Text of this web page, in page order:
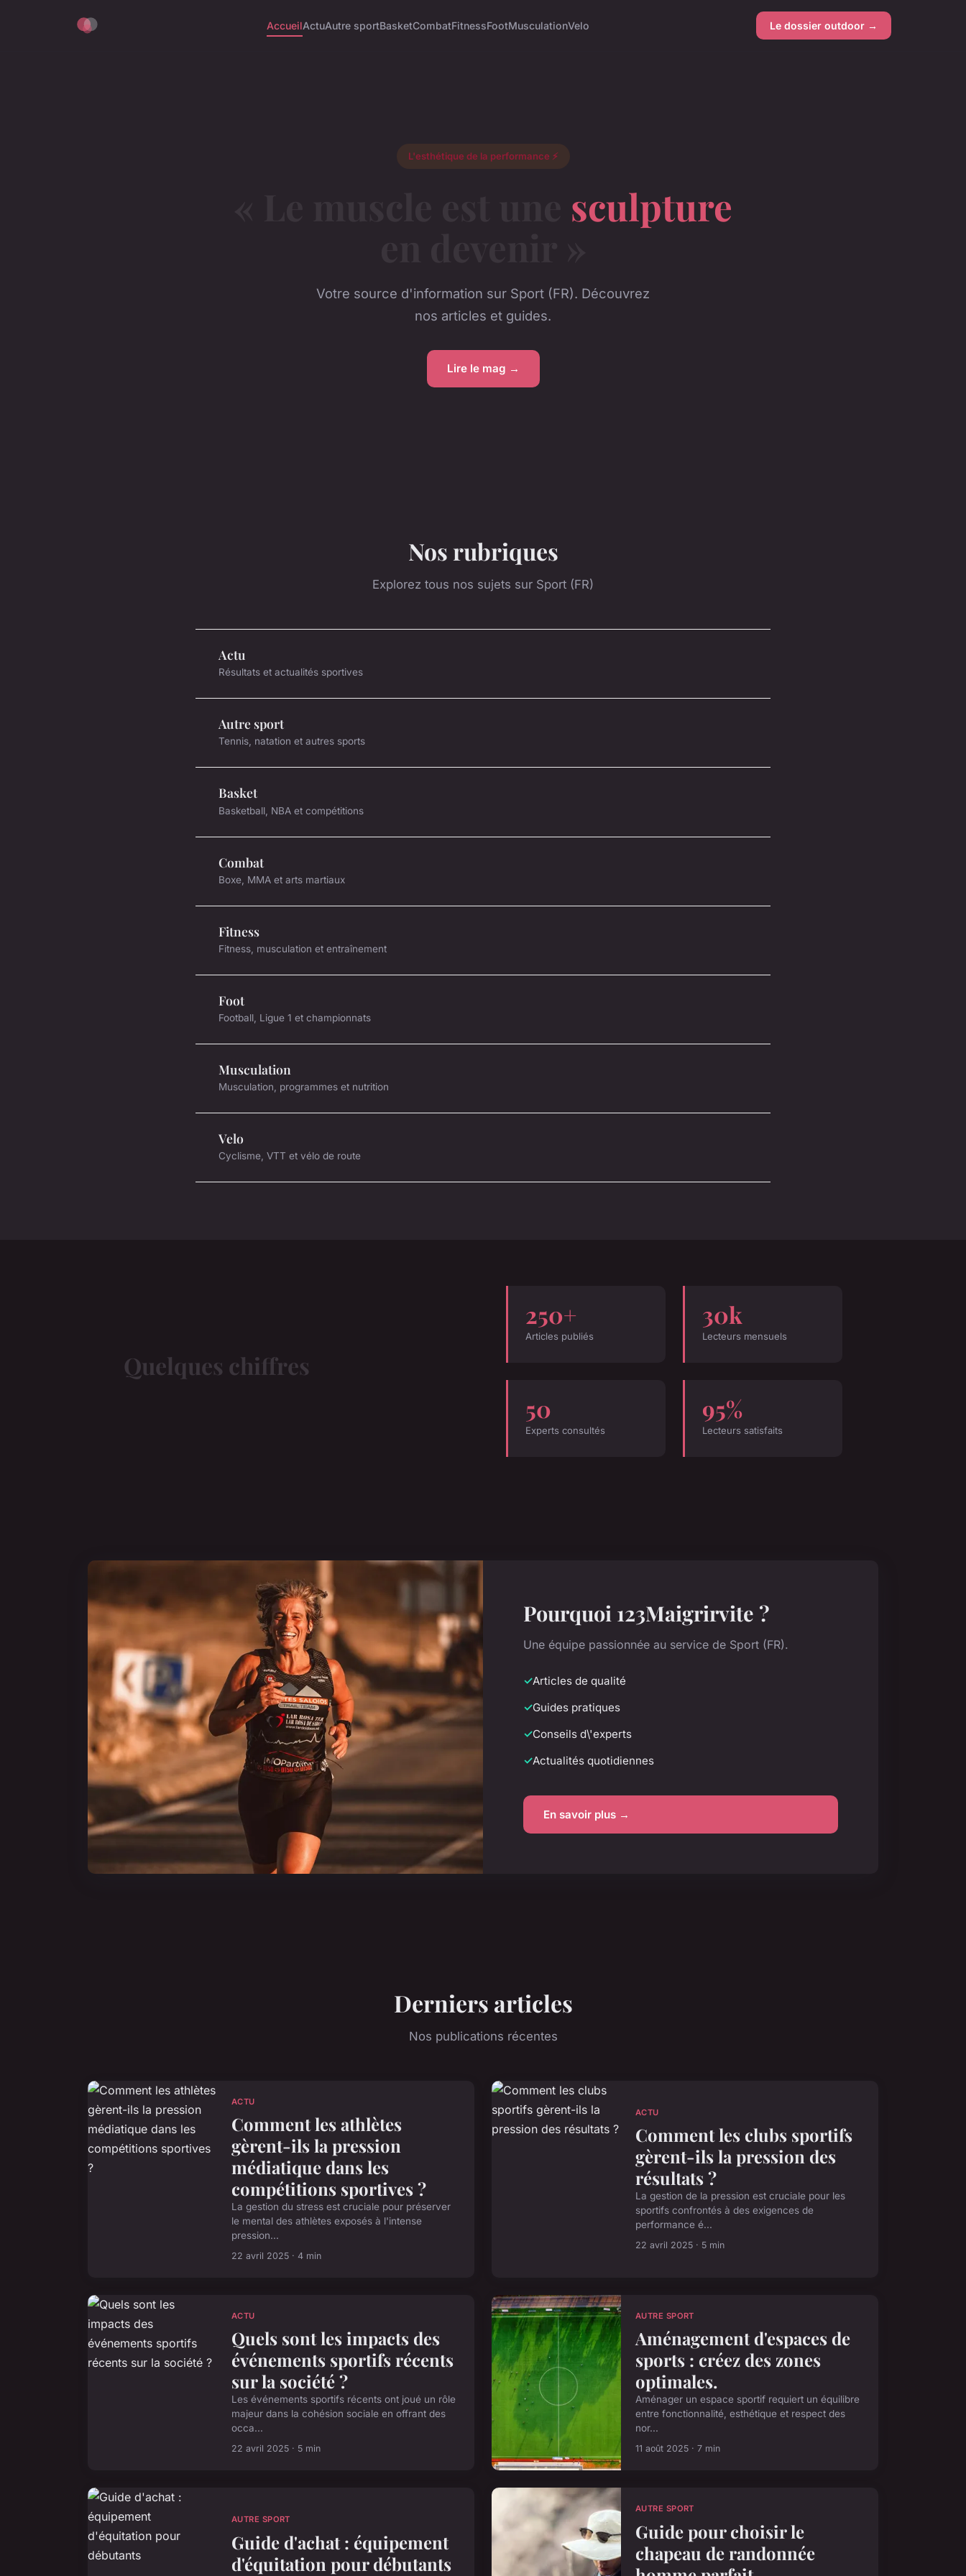
AccueilActuAutre sportBasketCombatFitnessFootMusculationVelo Le dossier outdoor →
L'esthétique de la performance ⚡
sculpture
Votre source d'information sur Sport (FR). Découvrez
nos articles et guides.
Lire le mag →
Nos rubriques
Explorez tous nos sujets sur Sport (FR)
Actu
Résultats et actualités sportives
Autre sport
Tennis, natation et autres sports
Basket
Basketball, NBA et compétitions
Combat
Boxe, MMA et arts martiaux
Fitness
Fitness, musculation et entraînement
Foot
Football, Ligue 1 et championnats
Musculation
Musculation, programmes et nutrition
Velo
Cyclisme, VTT et vélo de route
Quelques chiffres
250+
Articles publiés
30k
Lecteurs mensuels
50
Experts consultés
95%
Lecteurs satisfaits
Pourquoi 123Maigrirvite ?
Une équipe passionnée au service de Sport (FR).
Articles de qualité
Guides pratiques
Conseils d\'experts
Actualités quotidiennes
En savoir plus →
Derniers articles
Nos publications récentes
ACTU
Comment les athlètes
gèrent-ils la pression
médiatique dans les
compétitions sportives ?
La gestion du stress est cruciale pour préserver
le mental des athlètes exposés à l'intense
pression...
22 avril 2025 · 4 min
ACTU
Comment les clubs sportifs
gèrent-ils la pression des
résultats ?
La gestion de la pression est cruciale pour les
sportifs confrontés à des exigences de
performance é...
22 avril 2025 · 5 min
ACTU
Quels sont les impacts des
événements sportifs récents
sur la société ?
Les événements sportifs récents ont joué un rôle
majeur dans la cohésion sociale en offrant des
occa...
22 avril 2025 · 5 min
AUTRE SPORT
Aménagement d'espaces de
sports : créez des zones
optimales.
Aménager un espace sportif requiert un équilibre
entre fonctionnalité, esthétique et respect des
nor...
11 août 2025 · 7 min
AUTRE SPORT
Guide d'achat : équipement
d'équitation pour débutants
AUTRE SPORT
Guide pour choisir le
chapeau de randonnée